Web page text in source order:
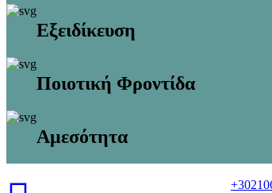
Εξειδίκευση
Ποιοτική Φροντίδα
Αμεσότητα